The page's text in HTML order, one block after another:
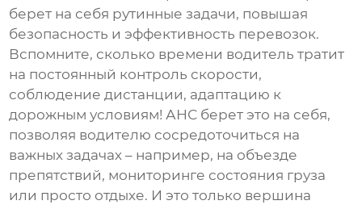
берет на себя рутинные задачи, повышая
безопасность и эффективность перевозок.
Вспомните, сколько времени водитель тратит
на постоянный контроль скорости,
соблюдение дистанции, адаптацию к
дорожным условиям! АНС берет это на себя,
позволяя водителю сосредоточиться на
важных задачах – например, на объезде
препятствий, мониторинге состояния груза
или просто отдыхе. И это только вершина